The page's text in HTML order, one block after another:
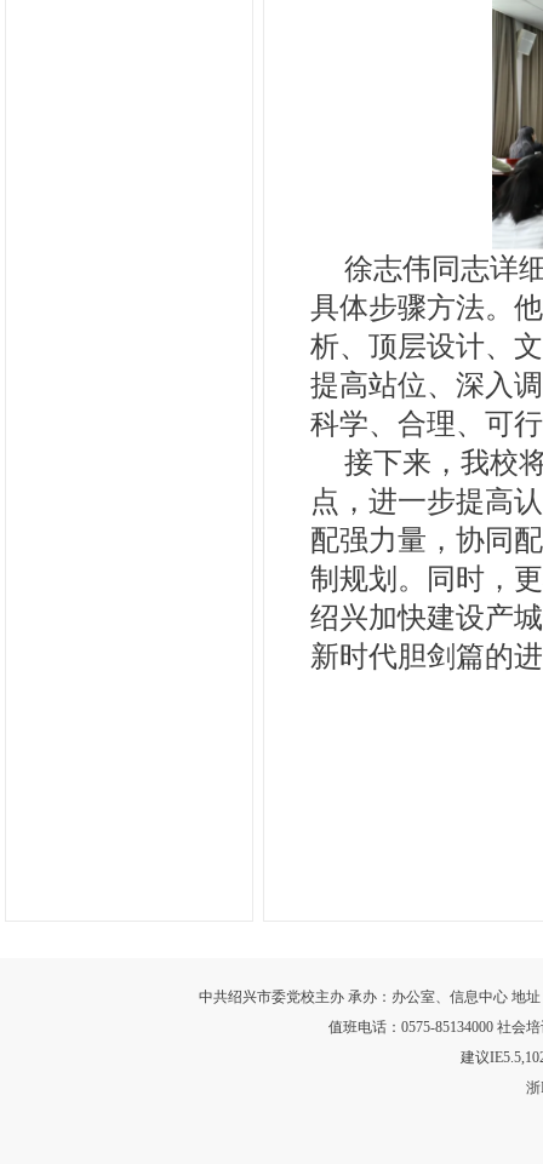
徐志伟同志详
具体步骤方法。
析、顶层设计、
提高站位、深入
科学、合理、可
接下来，我校
点，进一步提高
配强力量，协同
制规划。同时，
绍兴加快建设产
新时代胆剑篇的
中共绍兴市委党校主办 承办：办公室、信息中心 地
值班电话：0575-85134000 社会
建议
浙